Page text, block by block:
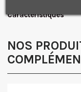
Caractéristiques
NOS
J'accepte de